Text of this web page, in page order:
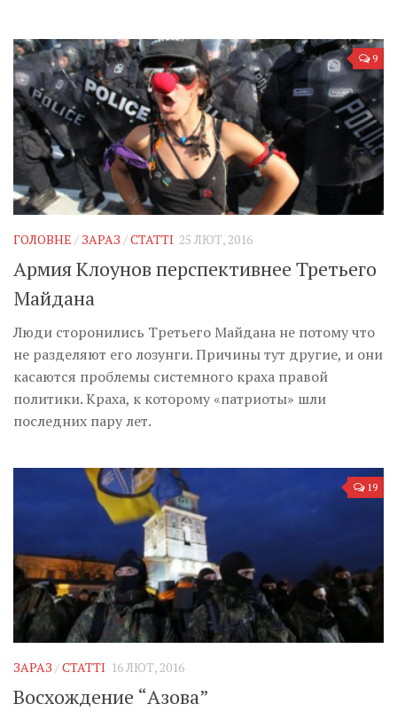
9
ГОЛОВНЕ / ЗАРАЗ /СТАТТІ 25 ЛЮТ, 2016
Армия Клоунов перспективнее Третьего
Майдана
Люди сторонились Третьего Майдана не потому что
не разделяют его лозунги. Причины тут другие, и они
касаются проблемы системного краха правой
политики. Краха, к которому «патриоты» шли
последних пару лет.
19
ЗАРАЗ /СТАТТІ 16 ЛЮТ, 2016
Восхождение “Азова”